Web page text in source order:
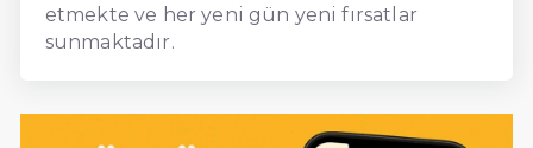
etmekte ve her yeni gün yeni fırsatlar
sunmaktadır.